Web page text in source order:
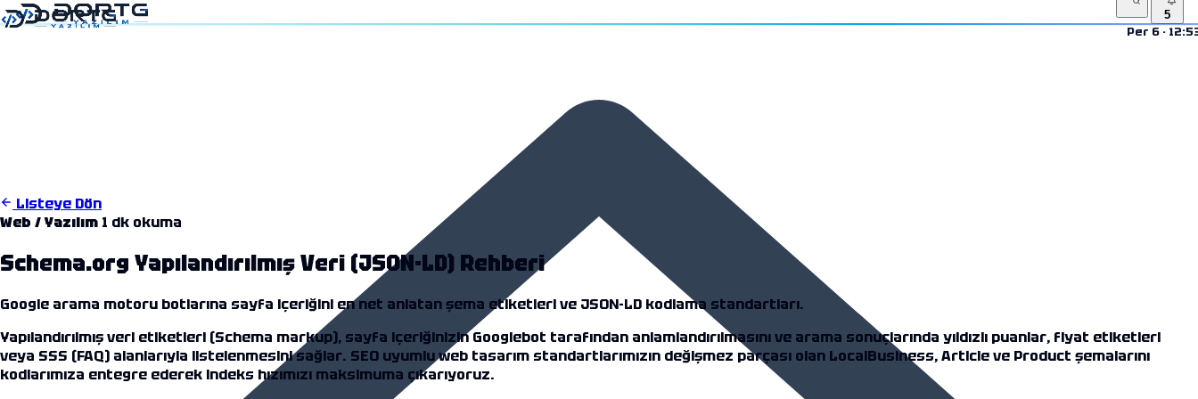
5
Per 6 ·
Listeye Dön
Web / Yazılım 1 dk okuma
Schema.org Yapılandırılmış Veri (JSON-LD) Rehberi
Google arama motoru botlarına sayfa içeriğini en net anlatan şema etiketleri ve JSON-LD kodlama standartları.
Yapılandırılmış veri etiketleri (Schema markup), sayfa içeriğinizin Googlebot tarafından anlamlandırılmasını ve arama sonuçlarında yıldızlı puanlar, fiyat etiketleri
veya SSS (FAQ) alanlarıyla listelenmesini sağlar. SEO uyumlu web tasarım standartlarımızın değişmez parçası olan LocalBusiness, Article ve Product şemalarını
kodlarımıza entegre ederek indeks hızımızı maksimuma çıkarıyoruz.